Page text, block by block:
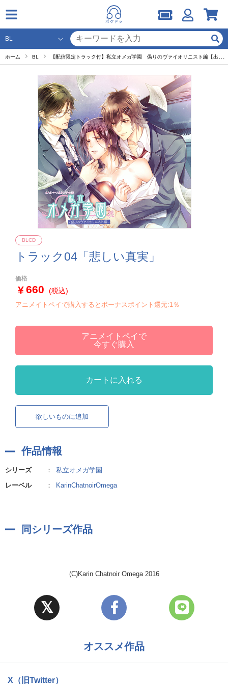
ホーム BL 【配信限定トラック付】私立オメガ学園 偽りのヴァイオリニスト編【出演声優：古川慎 間島淳司 野辺健太】
トラック04「悲しい真実」
BLCD
価格
660 (税込)
アニメイトペイで購入するとボーナスポイント還元:1％
アニメイトペイで
今すぐ購入
カートに入れる
欲しいものに追加
作品情報
シリーズ ：
私立オメガ学園
レーベル
： KarinChatnoirOmega
同シリーズ作品
(C)Karin Chatnoir Omega 2016
オススメ作品
X（旧Twitter）